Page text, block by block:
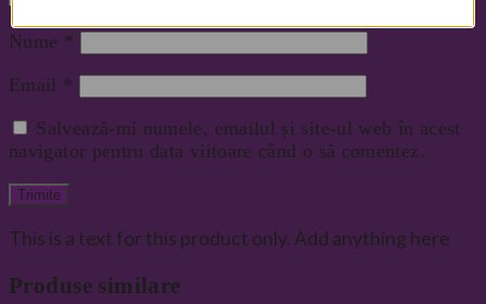
Nume *
Email *
Salvează-mi numele, emailul și site-ul web în acest
navigator pentru data viitoare când o să comentez.
This is a text for this product only. Add anything here
Produse similare